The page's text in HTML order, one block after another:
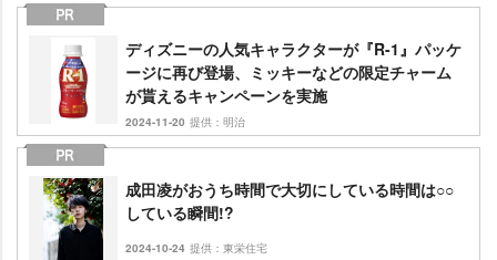
ディズニーの人気キャラクターが『R-1』パッケ
ージに再び登場、ミッキーなどの限定チャーム
が貰えるキャンペーンを実施
2024-11-20 提供：明治
成田凌がおうち時間で大切にしている時間は○○
している瞬間!?
2024-10-24 提供：東栄住宅